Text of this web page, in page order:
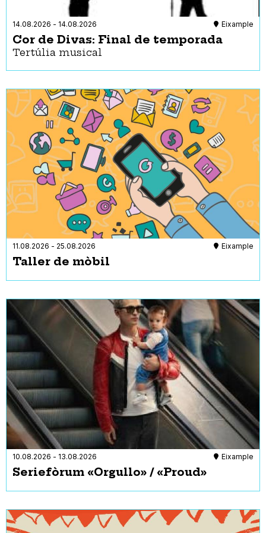
Reserva de seients per a persones amb discapacitat
visual i auditiva
Servei d’audiodescripció
Subtitulació
Suport per a persones amb discapacitat intel·lectual
Festa
- Qualsevol -
Festes majors
14.08.2026 - 14.08.2026 Eixample
Cor de Divas: Final de temporada
Tertúlia musical
11.08.2026 - 25.08.2026 Eixample
Taller de mòbil
10.08.2026 - 13.08.2026 Eixample
Seriefòrum «Orgullo» / «Proud»